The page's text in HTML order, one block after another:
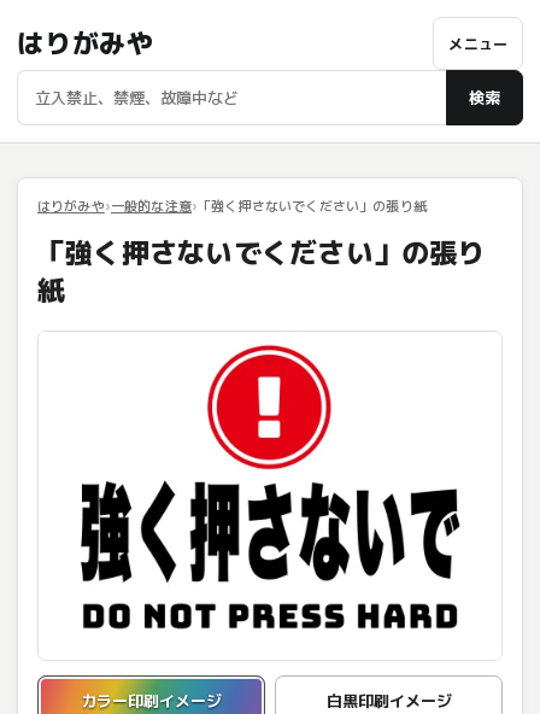
はりがみや
検索
メニュー
はりがみや 一般的な注意 「強く押さないでください」の張り紙
「強く押さないでください」の張り
紙
カラー印刷イメージ 白黒印刷イメージ
カラー印刷イメージを表示しています。